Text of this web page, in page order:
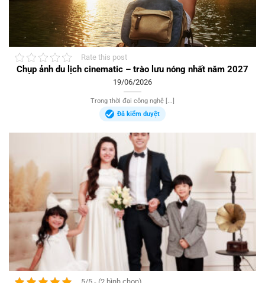
Rate this post
Chụp ảnh du lịch cinematic – trào lưu nóng nhất năm 2027
19/06/2026
Trong thời đại công nghệ [...]
Đã kiểm duyệt